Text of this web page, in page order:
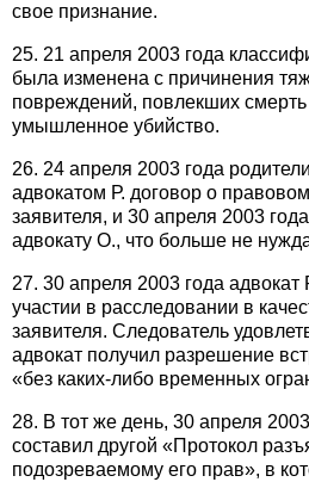
свое признание.
25. 21 апреля 2003 года
была изменена с причинения
повреждений, повлекших
умышленное убийство.
26. 24 апреля 2003 года
адвокатом Р. договор о
заявителя, и 30 апреля 2003
адвокату О., что больше не
27. 30 апреля 2003 года адвокат
участии в расследовании в
заявителя. Следователь
адвокат получил разрешение
«без каких-либо временных
28. В тот же день, 30 апреля
составил другой «Протокол
подозреваемому его прав», в